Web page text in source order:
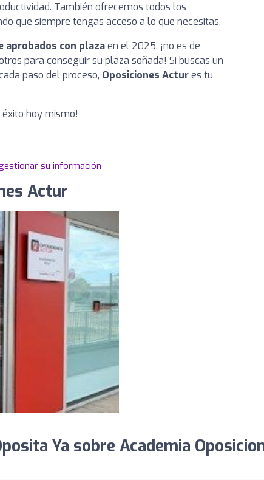
También ofrecemos todos los
que siempre tengas acceso a lo que necesitas.
aprobados con plazaen el 2025, ¡no es de
para conseguir su plaza soñada! Si buscas un
paso del proceso, Oposiciones Actures tu
hoy mismo!
su información
Actur
Ya sobre Academia